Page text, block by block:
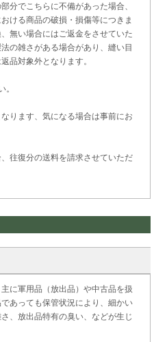
分でこちらに不備があった場合、
ける商品の破損・損傷等につきま
無い場合にはご返金をさせていた
の雑さがある場合があり、縫い目
品対象外となります。
。
ります、気になる場合は事前にお
往復分の送料を請求させていただ
に軍用品（放出品）や中古品を扱
あっても保管状況により、細かい
、放出品特有の臭い、などが生じ